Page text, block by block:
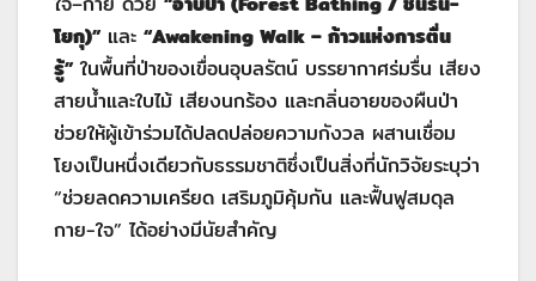
โยกุ)” และ “Awakening Walk – ก้าวแห่งการตื่น
รู้” ในพื้นที่ป่าของเขื่อนอุบลรัตน์ บรรยากาศร่มรื่น เสียง
สายน้ำและใบไม้ เสียงนกร้อง และกลิ่นอายของผืนป่า
ช่วยให้ผู้เข้าร่วมได้ปลดปล่อยความกังวล ผสานเชื่อม
โยงเป็นหนึ่งเดียวกับธรรมชาติซึ่งเป็นสิ่งที่นักวิจัยระบุว่า
“ช่วยลดความเครียด เสริมภูมิคุ้มกัน และฟื้นฟูสมดุล
กาย-ใจ” ได้อย่างมีนัยสำคัญ